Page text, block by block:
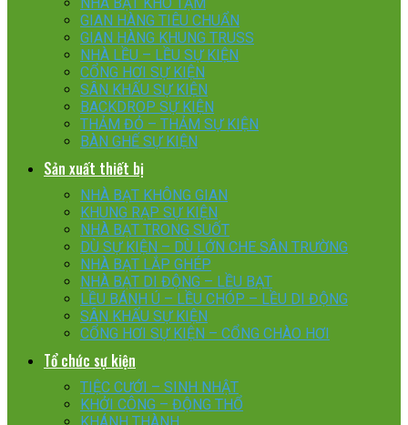
GIAN HÀNG TIÊU CHUẨN
GIAN HÀNG KHUNG TRUSS
NHÀ LỀU – LỀU SỰ KIỆN
CỔNG HƠI SỰ KIỆN
SÂN KHẤU SỰ KIỆN
BACKDROP SỰ KIỆN
THẢM ĐỎ – THẢM SỰ KIỆN
BÀN GHẾ SỰ KIỆN
Sản xuất thiết bị
NHÀ BẠT KHÔNG GIAN
KHUNG RẠP SỰ KIỆN
NHÀ BẠT TRONG SUỐT
DÙ SỰ KIỆN – DÙ LỚN CHE SÂN TRƯỜNG
NHÀ BẠT LẮP GHÉP
NHÀ BẠT DI ĐỘNG – LỀU BẠT
LỀU BÁNH Ú – LỀU CHÓP – LỀU DI ĐỘNG
SÂN KHẤU SỰ KIỆN
CỔNG HƠI SỰ KIỆN – CỔNG CHÀO HƠI
Tổ chức sự kiện
TIỆC CƯỚI – SINH NHẬT
KHỞI CÔNG – ĐỘNG THỔ